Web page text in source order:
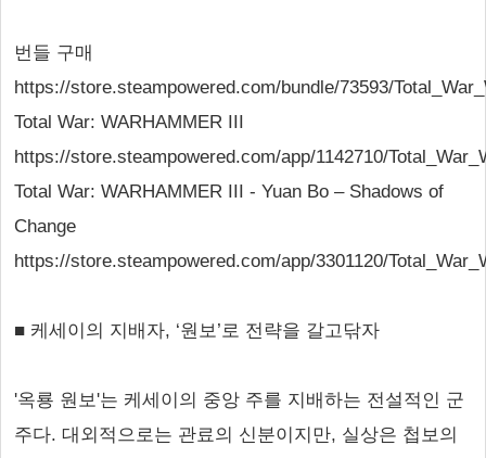
번들 구매
https://store.steampowered.com/bundle/73593/
Total War: WARHAMMER III
https://store.steampowered.com/app/1142710/
Total War: WARHAMMER III - Yuan Bo – Shadows of
Change
https://store.steampowered.com/app/3301120/
■ 케세이의 지배자, ‘원보’로 전략을 갈고닦자
'옥룡 원보'는 케세이의 중앙 주를 지배하는 전설적인 군
주다. 대외적으로는 관료의 신분이지만, 실상은 첩보의